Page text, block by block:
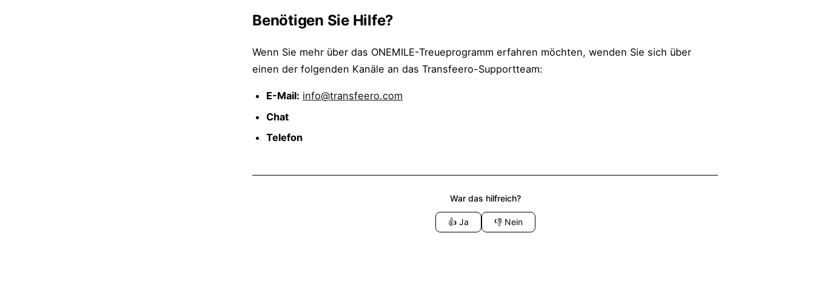
Benötigen Sie Hilfe?
Wenn Sie mehr über das ONEMILE-Treueprogramm erfahren möchten, wenden Sie sich über
einen der folgenden Kanäle an das Transfeero-Supportteam:
E-Mail: info@transfeero.com
Chat
Telefon
War das hilfreich?
👍 Ja 👎 Nein